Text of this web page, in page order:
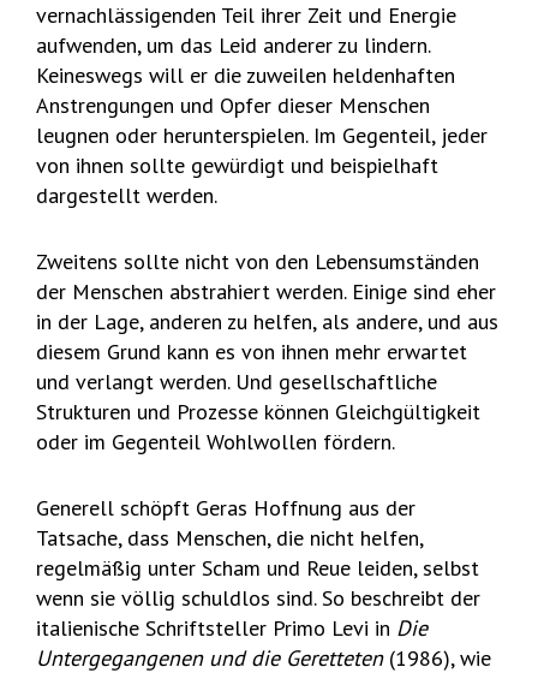
vernachlässigenden Teil ihrer Zeit und Energie
aufwenden, um das Leid anderer zu lindern.
Keineswegs will er die zuweilen heldenhaften
Anstrengungen und Opfer dieser Menschen
leugnen oder herunterspielen. Im Gegenteil, jeder
von ihnen sollte gewürdigt und beispielhaft
dargestellt werden.
Zweitens sollte nicht von den Lebensumständen
der Menschen abstrahiert werden. Einige sind eher
in der Lage, anderen zu helfen, als andere, und aus
diesem Grund kann es von ihnen mehr erwartet
und verlangt werden. Und gesellschaftliche
Strukturen und Prozesse können Gleichgültigkeit
oder im Gegenteil Wohlwollen fördern.
Generell schöpft Geras Hoffnung aus der
Tatsache, dass Menschen, die nicht helfen,
regelmäßig unter Scham und Reue leiden, selbst
wenn sie völlig schuldlos sind. So beschreibt der
italienische Schriftsteller Primo Levi in Die
Untergegangenen und die Geretteten(1986), wie